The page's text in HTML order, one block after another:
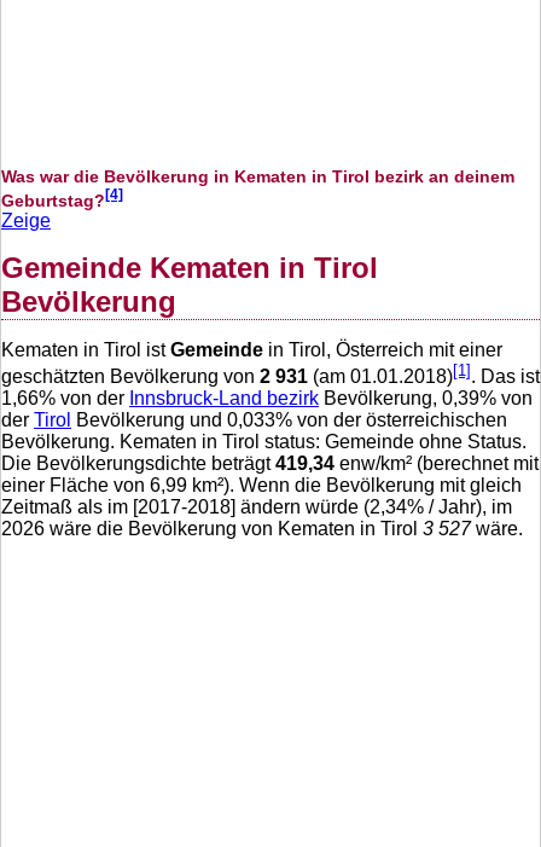
Was war die Bevölkerung in Kematen in Tirol bezirk an deinem
Geburtstag?[4]
Zeige
Gemeinde Kematen in Tirol
Bevölkerung
Kematen in Tirol istGemeinde in Tirol, Österreich mit einer
geschätzten Bevölkerung von 2 931 (am 01.01.2018)[1] . Das ist
1,66% von der Innsbruck-Land bezirk Bevölkerung, 0,39% von
der Tirol Bevölkerung und 0,033% von der österreichischen
Bevölkerung. Kematen in Tirol status: Gemeinde ohne Status.
Die Bevölkerungsdichte beträgt419,34 enw/km² (berechnet mit
einer Fläche von 6,99 km²). Wenn die Bevölkerung mit gleich
Zeitmaß als im [2017-2018] ändern würde (2,34% / Jahr), im
2026 wäre die Bevölkerung von Kematen in Tirol 3 527wäre.